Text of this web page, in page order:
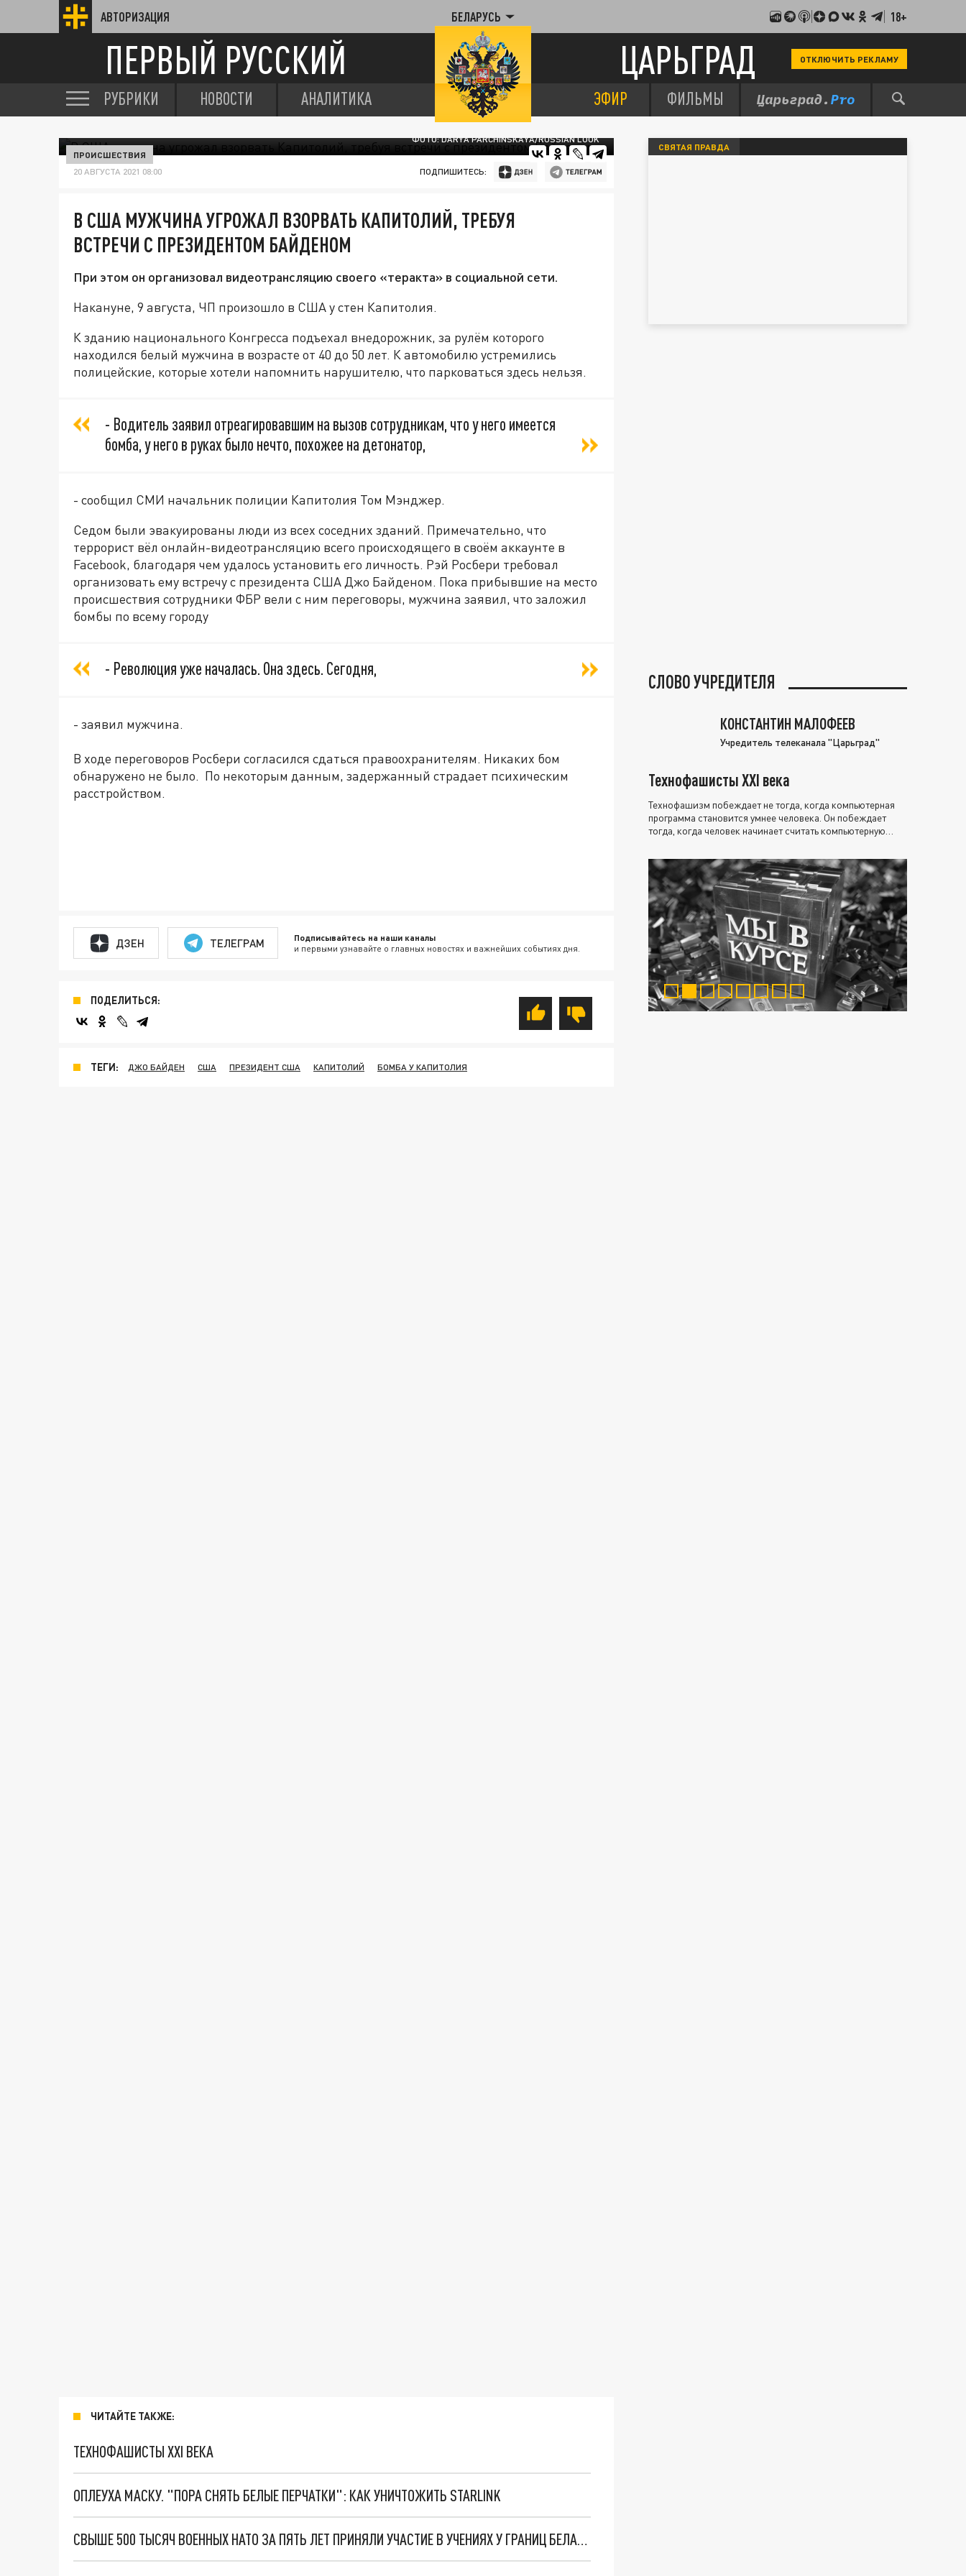
АВТОРИЗАЦИЯ БЕЛАРУСЬ 18+
ПЕРВЫЙ РУССКИЙ ЦАРЬГРАД ОТКЛЮЧИТЬ РЕКЛАМУ
РУБРИКИ НОВОСТИ АНАЛИТИКА ЭФИР ФИЛЬМЫ
ФОТО: DARYA PARCHINSKAYA/RUSSIAN LOOK
ПРОИСШЕСТВИЯ
20 АВГУСТА 2021 08:00 ПОДПИШИТЕСЬ:
В США МУЖЧИНА УГРОЖАЛ ВЗОРВАТЬ КАПИТОЛИЙ, ТРЕБУЯ
ВСТРЕЧИ С ПРЕЗИДЕНТОМ БАЙДЕНОМ
При этом он организовал видеотрансляцию своего «теракта» в социальной сети.
Накануне, 9 августа, ЧП произошло в США у стен Капитолия.
К зданию национального Конгресса подъехал внедорожник, за рулём которого
находился белый мужчина в возрасте от 40 до 50 лет. К автомобилю устремились
полицейские, которые хотели напомнить нарушителю, что парковаться здесь нельзя.
- Водитель заявил отреагировавшим на вызов сотрудникам, что у него имеется
бомба, у него в руках было нечто, похожее на детонатор,
- сообщил СМИ начальник полиции Капитолия Том Мэнджер.
Седом были эвакуированы люди из всех соседних зданий. Примечательно, что
террорист вёл онлайн-видеотрансляцию всего происходящего в своём аккаунте в
Facebook, благодаря чем удалось установить его личность. Рэй Росбери требовал
организовать ему встречу с президента США Джо Байденом. Пока прибывшие на место
происшествия сотрудники ФБР вели с ним переговоры, мужчина заявил, что заложил
бомбы по всему городу
- Революция уже началась. Она здесь. Сегодня,
- заявил мужчина.
В ходе переговоров Росбери согласился сдаться правоохранителям. Никаких бом
обнаружено не было. По некоторым данным, задержанный страдает психическим
расстройством.
ДЗЕН ТЕЛЕГРАМ Подписывайтесь на наши каналы
и первыми узнавайте о главных новостях и важнейших событиях дня.
ПОДЕЛИТЬСЯ:
ТЕГИ: ДЖО БАЙДЕН США ПРЕЗИДЕНТ США КАПИТОЛИЙ БОМБА У КАПИТОЛИЯ
ЧИТАЙТЕ ТАКЖЕ:
ТЕХНОФАШИСТЫ XXI ВЕКА
ОПЛЕУХА МАСКУ. "ПОРА СНЯТЬ БЕЛЫЕ ПЕРЧАТКИ": КАК УНИЧТОЖИТЬ STARLINK
СВЫШЕ 500 ТЫСЯЧ ВОЕННЫХ НАТО ЗА ПЯТЬ ЛЕТ ПРИНЯЛИ УЧАСТИЕ В УЧЕНИЯХ У ГРАНИЦ БЕЛАРУСИ
СВЯТАЯ ПРАВДА
СЛОВО УЧРЕДИТЕЛЯ
КОНСТАНТИН МАЛОФЕЕВ
Учредитель телеканала "Царьград"
Технофашисты XXI века
Технофашизм побеждает не тогда, когда компьютерная
программа становится умнее человека. Он побеждает
тогда, когда человек начинает считать компьютерную